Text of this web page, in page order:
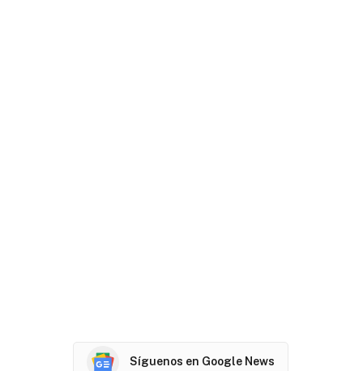
Síguenos en Google News